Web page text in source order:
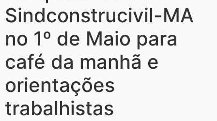
Sindconstrucivil-MA
no 1º de Maio para
café da manhã e
orientações
trabalhistas